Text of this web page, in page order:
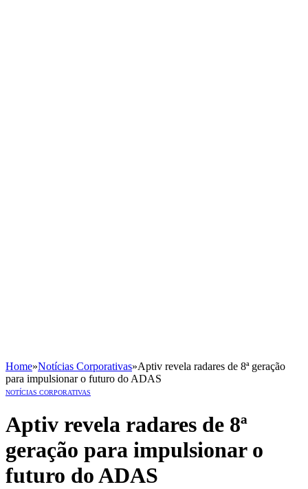
Home»Notícias Corporativas»Aptiv revela radares de 8ª geração
para impulsionar o futuro do ADAS
NOTÍCIAS CORPORATIVAS
Aptiv revela radares de 8ª
geração para impulsionar o
futuro do ADAS